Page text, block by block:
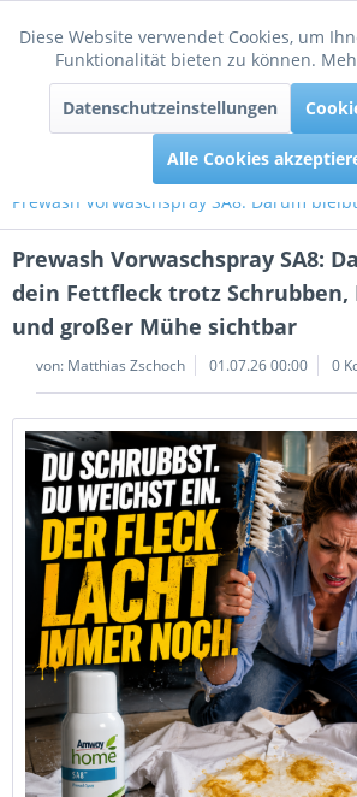
Menü
Prewash Vorwaschspray SA8: Darum
Prewash Vorwaschspray SA8:
dein Fettfleck trotz Schrubben,
und großer Mühe sichtbar
von: Matthias Zschoch 01.07.26 00:00 0
Funktionale
Tracking
Diese Website verwendet Cookies, um
Funktionalität bieten zu können.
Datenschutzeinstellungen
Alle Cookies